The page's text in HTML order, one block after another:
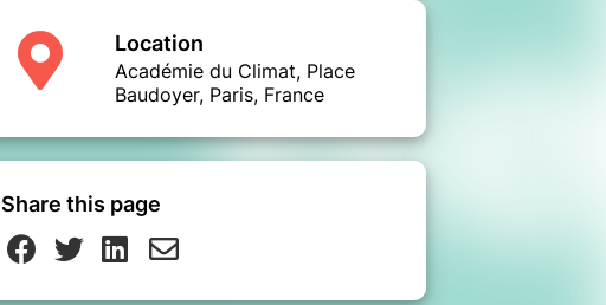
Location
Académie du Climat, Place
Baudoyer, Paris, France
Share this page